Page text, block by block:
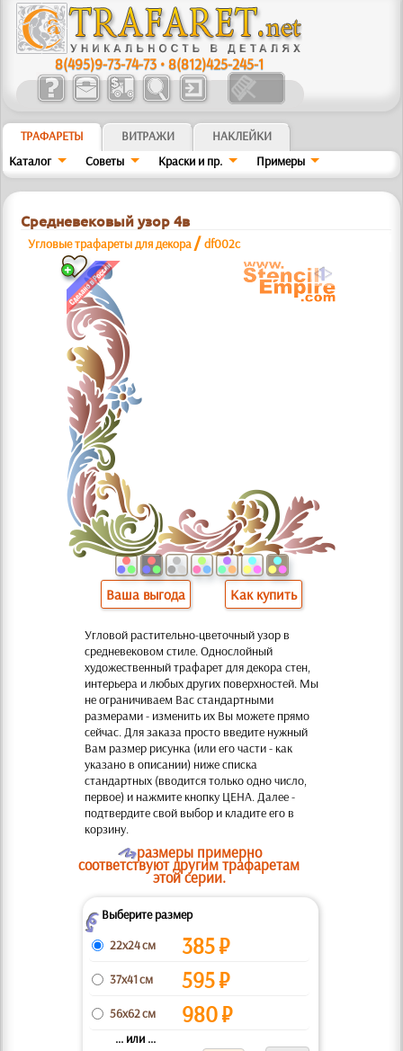
8(495)9-73-74-73 •8(812)425-245-1
ТРАФАРЕТЫ ВИТРАЖИ
НАКЛЕЙКИ
Каталог
Советы Краски и пр. Примеры
Средневековый узор 4в
Угловые трафареты для декора /df002c
a
Ваша выгода Как купить
Угловой растительно-цветочный узор в
средневековом стиле. Однослойный
художественный трафарет для декора стен,
интерьера и любых других поверхностей. Мы
не ограничиваем Вас стандартными
размерами - изменить их Вы можете прямо
сейчас. Для заказа просто введите нужный
Вам размер рисунка (или его части - как
указано в описании) ниже списка
стандартных (вводится только одно число,
первое) и нажмите кнопку ЦЕНА. Далее -
подтвердите свой выбор и кладите его в
корзину.
Oразмеры примерно
соответствуют другим трафаретам
этой серии.
ZВыберите размер
22x24 см
385₽
37x41 см 595₽
56x62 см 980₽
... или ...